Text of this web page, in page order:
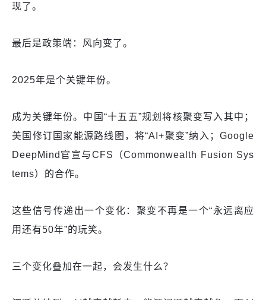
现了。
最后是政策端：风向变了。
2025年是个关键年份。
成为关键年份。中国“十五五”规划将核聚变写入其中；
美国修订国家能源路线图，将“AI+聚变”纳入；Google
DeepMind官宣与CFS（Commonwealth Fusion Sys
tems）的合作。
这些信号传递出一个变化：聚变不再是一个“永远离应
用还有50年”的玩笑。
三个变化叠加在一起，会发生什么？